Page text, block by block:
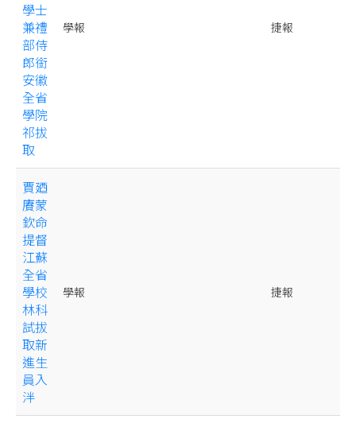
學士
兼禮
部侍
郎銜
安徽
全省
學院
祁拔
取
學報 捷報
賈廼
賡蒙
欽命
提督
江蘇
全省
學校
林科
試拔
取新
進生
員入
泮
學報 捷報